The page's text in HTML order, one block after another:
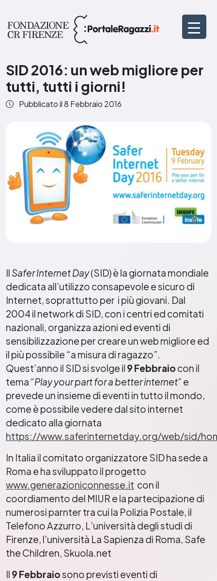
SID 2016: un web migliore per
tutti, tutti i giorni!
Pubblicato il8 Febbraio 2016
Il Safer Internet Day(SID) è la giornata mondiale
dedicata all’utilizzo consapevole e sicuro di
Internet, soprattutto per i più giovani. Dal
2004 il network di SID, con i centri ed comitati
nazionali, organizza azioni ed eventi di
sensibilizzazione per creare un web migliore ed
il più possibile “a misura di ragazzo”.
Quest’anno il SID si svolge il 9 Febbraio con il
tema “Play your part for a better internet” e
prevede un insieme di eventi in tutto il mondo,
come è possibile vedere dal sito internet
dedicato alla giornata
https://www.saferinternetday.org/web/sid/
In Italia il comitato organizzatore SID ha sede a
Roma e ha sviluppato il progetto
www.generazioniconnesse.it con il
coordiamento del MIUR e la partecipazione di
numerosi parnter tra cui la Polizia Postale, il
Telefono Azzurro, L’università degli studi di
Firenze, l’università La Sapienza di Roma, Safe
the Children, Skuola.net
Il 9 Febbraiosono previsti eventi di